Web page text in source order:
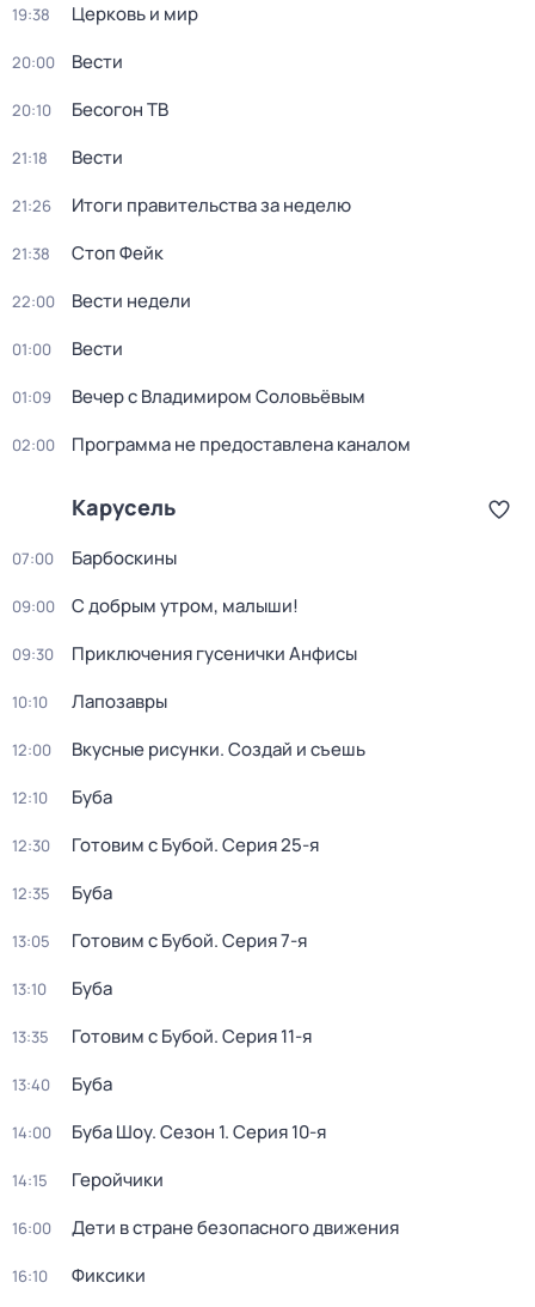
19:38 Церковь и мир
20:00 Вести
20:10 Бесогон ТВ
21:18 Вести
21:26 Итоги правительства за неделю
21:38 Стоп Фейк
22:00 Вести недели
01:00 Вести
01:09 Вечер с Владимиром Соловьёвым
02:00 Программа не предоставлена каналом
Карусель
07:00 Барбоскины
09:00 С добрым утром, малыши!
09:30 Приключения гусенички Анфисы
10:10 Лапозавры
12:00 Вкусные рисунки. Создай и съешь
12:10 Буба
12:30 Готовим с Бубой. Серия 25-я
12:35 Буба
13:05 Готовим с Бубой. Серия 7-я
13:10 Буба
13:35 Готовим с Бубой. Серия 11-я
13:40 Буба
14:00 Буба Шоу. Сезон 1. Серия 10-я
14:15 Геройчики
16:00 Дети в стране безопасного движения
16:10 Фиксики